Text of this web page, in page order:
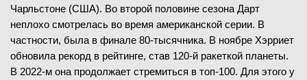
Чарльстоне (США). Во второй половине сезона Дарт
неплохо смотрелась во время американской серии. В
частности, была в финале 80-тысячника. В ноябре Хэрриет
обновила рекорд в рейтинге, став 120-й ракеткой планеты.
В 2022-м она продолжает стремиться в топ-100. Для этого у